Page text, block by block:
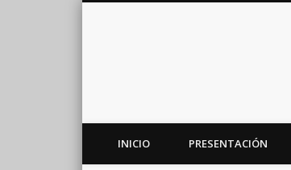
INICIO PRESENTACIÓN